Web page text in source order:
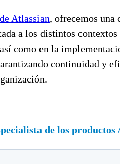
Atlassian, ofrecemos
a los distintos
como en la
continuidad y
de los productos